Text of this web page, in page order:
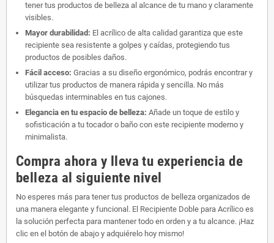
tener tus productos de belleza al alcance de tu mano y claramente
visibles.
Mayor durabilidad: El acrílico de alta calidad garantiza que este
recipiente sea resistente a golpes y caídas, protegiendo tus
productos de posibles daños.
Fácil acceso: Gracias a su diseño ergonómico, podrás encontrar y
utilizar tus productos de manera rápida y sencilla. No más
búsquedas interminables en tus cajones.
Elegancia en tu espacio de belleza: Añade un toque de estilo y
sofisticación a tu tocador o baño con este recipiente moderno y
minimalista.
Compra ahora y lleva tu experiencia de
belleza al siguiente nivel
No esperes más para tener tus productos de belleza organizados de
una manera elegante y funcional. El Recipiente Doble para Acrílico es
la solución perfecta para mantener todo en orden y a tu alcance. ¡Haz
clic en el botón de abajo y adquiérelo hoy mismo!